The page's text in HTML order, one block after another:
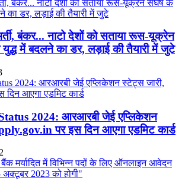
बंकर... नाटो देशों को सताया रूस-यूक्रेन
युद्ध में बदलने का डर, लड़ाई की तैयारी में जुटे
2024: आरआरबी जेई एप्लिकेशन
पर इस दिन आएगा एडमिट कार्ड